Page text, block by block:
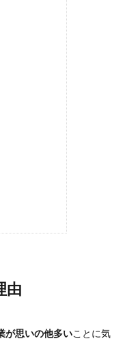
由
が思いの他多いことに気